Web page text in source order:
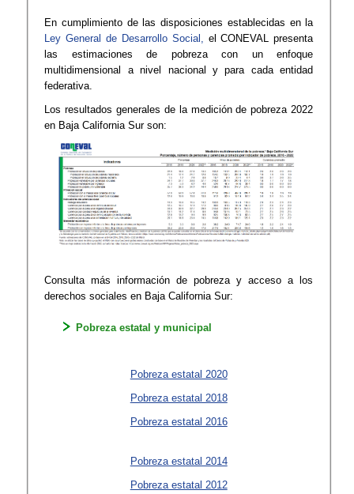
En cumplimiento de las disposiciones establecidas en la
Ley General de Desarrollo Social, el CONEVAL presenta
las estimaciones de pobreza con un enfoque
multidimensional a nivel nacional y para cada entidad
federativa.​​
Los resultados generales de la medición de pobreza 2022
en Baja California Sur son:
Consulta más información de pobreza y acceso a los
derechos sociales en Baja California Sur:
Pobreza estatal y municipal
Pobreza estatal 2020
Pobreza estatal 2018
Pobreza estatal 2016
Pobreza estatal 2014
Pobreza estatal 2012